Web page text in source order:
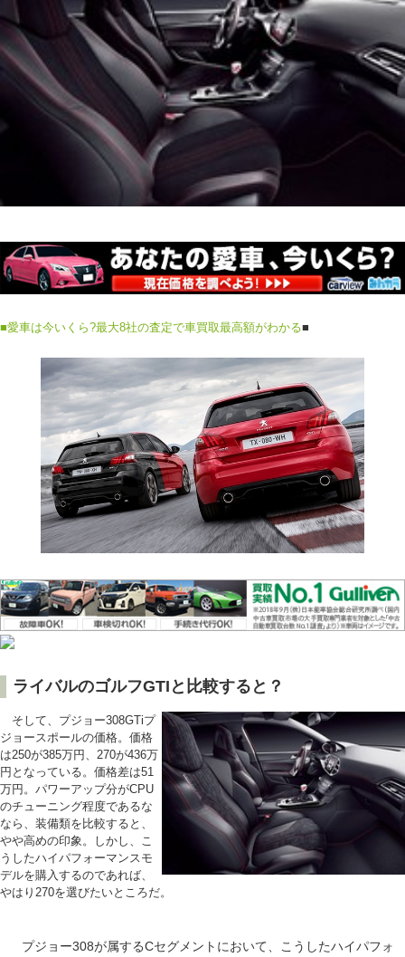
■愛車は今いくら?最大8社の査定で車買取最高額がわかる■
ライバルのゴルフGTIと比較すると？
そして、プジョー308GTiプ
ジョースポールの価格。価格
は250が385万円、270が436万
円となっている。価格差は51
万円。パワーアップ分がCPU
のチューニング程度であるな
なら、装備類を比較すると、
やや高めの印象。しかし、こ
うしたハイパフォーマンスモ
デルを購入するのであれば、
やはり270を選びたいところだ。
プジョー308が属するCセグメントにおいて、こうしたハイパフォ